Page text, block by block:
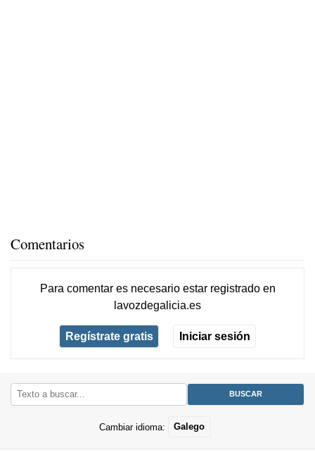
Comentarios
Para comentar es necesario estar registradoen
lavozdegalicia.es
Regístrate gratis Iniciar sesión
Cambiar idioma: Galego